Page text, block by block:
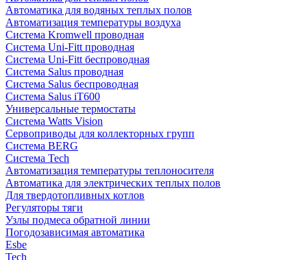
Автоматика для водяных теплых полов
Автоматизация температуры воздуха
Система Kromwell проводная
Система Uni-Fitt проводная
Система Uni-Fitt беспроводная
Система Salus проводная
Система Salus беспроводная
Система Salus iT600
Универсальные термостаты
Система Watts Vision
Сервоприводы для коллекторных групп
Система BERG
Система Tech
Автоматизация температуры теплоносителя
Автоматика для электрических теплых полов
Для твердотопливных котлов
Регуляторы тяги
Узлы подмеса обратной линии
Погодозависимая автоматика
Esbe
Tech